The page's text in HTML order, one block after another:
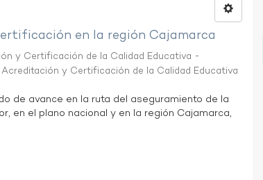
en la región Cajamarca
y Certificación de la Calidad Educativa -
y Certificación de la Calidad Educativa
de avance en la ruta del aseguramiento de la
en el plano nacional y en la región Cajamarca,